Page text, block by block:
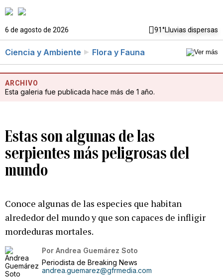
6 de agosto de 2026 91°Lluvias dispersas
Ciencia y Ambiente Flora y Fauna
ARCHIVO
Esta galeria fue publicada hace más de 1 año.
Estas son algunas de las
serpientes más peligrosas del
mundo
Conoce algunas de las especies que habitan
alrededor del mundo y que son capaces de infligir
mordeduras mortales.
Por Andrea Guemárez Soto
Periodista de Breaking News
andrea.guemarez@gfrmedia.com